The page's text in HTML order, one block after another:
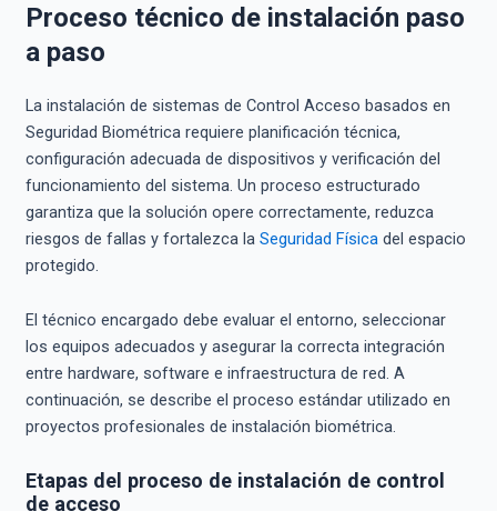
Proceso técnico de instalación paso
a paso
La instalación de sistemas de Control Acceso basados en
Seguridad Biométrica requiere planificación técnica,
configuración adecuada de dispositivos y verificación del
funcionamiento del sistema. Un proceso estructurado
garantiza que la solución opere correctamente, reduzca
riesgos de fallas y fortalezca la Seguridad Física del espacio
protegido.
El técnico encargado debe evaluar el entorno, seleccionar
los equipos adecuados y asegurar la correcta integración
entre hardware, software e infraestructura de red. A
continuación, se describe el proceso estándar utilizado en
proyectos profesionales de instalación biométrica.
Etapas del proceso de instalación de control
de acceso